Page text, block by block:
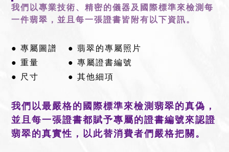
我們以專業技術、精密的儀器及國際標準來檢測每
一件翡翠，並且每一張證書皆附有以下資訊。
● 專屬圖譜
● 重量
● 尺寸
● 翡翠的專屬照片
● 專屬證書編號
● 其他細項
我們以最嚴格的國際標準來檢測翡翠的真偽，
並且每一張證書都賦予專屬的證書編號來認證
翡翠的真實性，以此替消費者們嚴格把關。